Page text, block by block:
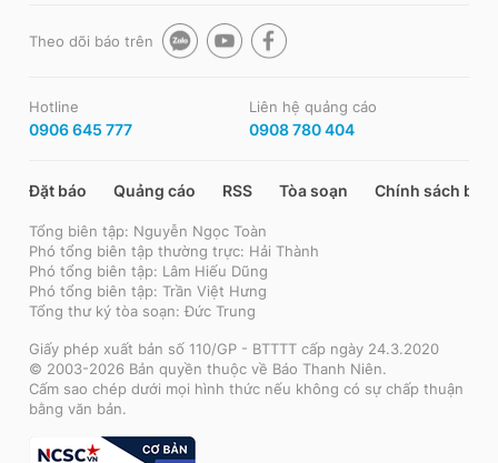
Theo dõi báo trên
Hotline
0906 645 777
Liên hệ quảng cáo
0908 780 404
Đặt báo Quảng cáo RSS Tòa soạn Chính sách bảo
Tổng biên tập: Nguyễn Ngọc Toàn
Phó tổng biên tập thường trực: Hải Thành
Phó tổng biên tập: Lâm Hiếu Dũng
Phó tổng biên tập: Trần Việt Hưng
Tổng thư ký tòa soạn: Đức Trung
Giấy phép xuất bản số 110/GP - BTTTT cấp ngày 24.3.2020
© 2003-2026 Bản quyền thuộc về Báo Thanh Niên.
Cấm sao chép dưới mọi hình thức nếu không có sự chấp thuận
bằng văn bản.